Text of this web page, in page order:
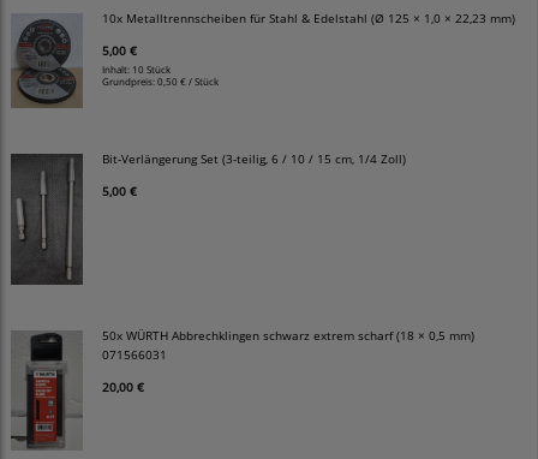
10x Metalltrennscheiben für Stahl & Edelstahl (Ø 125 × 1,0 × 22,23 mm)
5,00 €
Inhalt: 10 Stück
Grundpreis:0,50 € / Stück
Bit-Verlängerung Set (3-teilig, 6 / 10 / 15 cm, 1/4 Zoll)
5,00 €
50x WÜRTH Abbrechklingen schwarz extrem scharf (18 × 0,5 mm)
071566031
20,00 €